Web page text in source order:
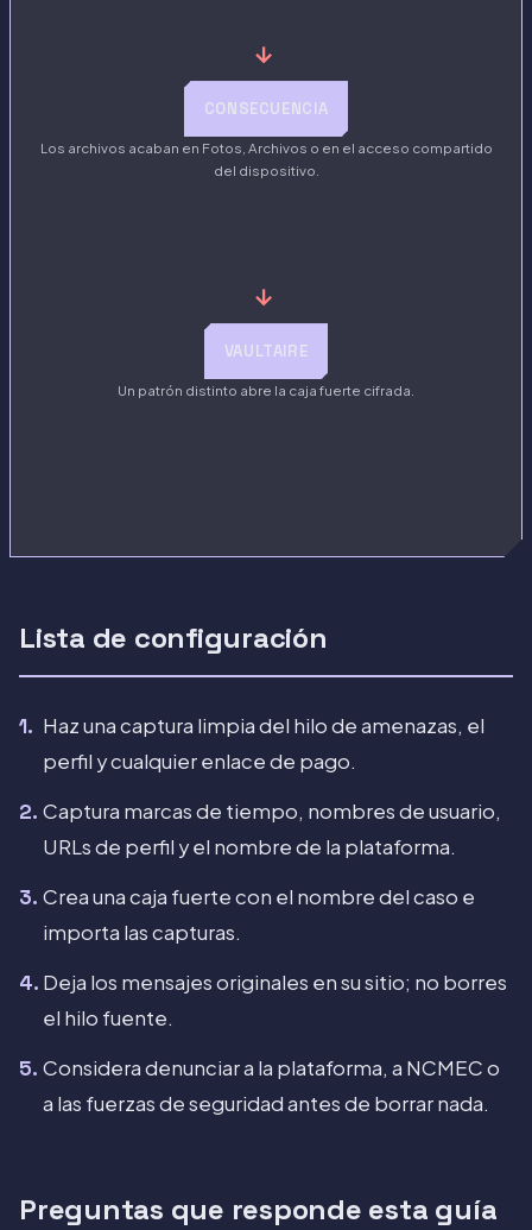
→
CONSECUENCIA
Los archivos acaban en Fotos, Archivos o en el acceso compartido
del dispositivo.
→
VAULTAIRE
Un patrón distinto abre la caja fuerte cifrada.
Lista de configuración
Haz una captura limpia del hilo de amenazas, el
perfil y cualquier enlace de pago.
Captura marcas de tiempo, nombres de usuario,
URLs de perfil y el nombre de la plataforma.
Crea una caja fuerte con el nombre del caso e
importa las capturas.
Deja los mensajes originales en su sitio; no borres
el hilo fuente.
Considera denunciar a la plataforma, a NCMEC o
a las fuerzas de seguridad antes de borrar nada.
Preguntas que responde esta guía